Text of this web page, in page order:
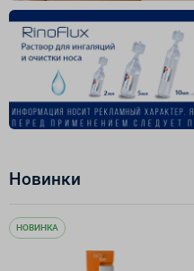
Новинки
НОВИНКА